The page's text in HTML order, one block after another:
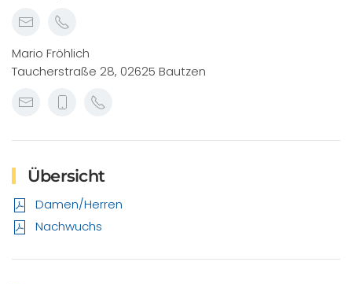
Mario Fröhlich
Taucherstraße 28, 02625 Bautzen
Übersicht
Damen/Herren
Nachwuchs